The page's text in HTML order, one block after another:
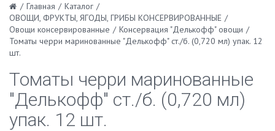
/ Главная / Каталог /
ОВОЩИ, ФРУКТЫ, ЯГОДЫ, ГРИБЫ КОНСЕРВИРОВАННЫЕ /
Овощи консервированные / Консервация "Делькофф" овощи /
Томаты черри маринованные "Делькофф" ст./б. (0,720 мл) упак. 12
шт.
Томаты черри маринованные
"Делькофф" ст./б. (0,720 мл)
упак. 12 шт.